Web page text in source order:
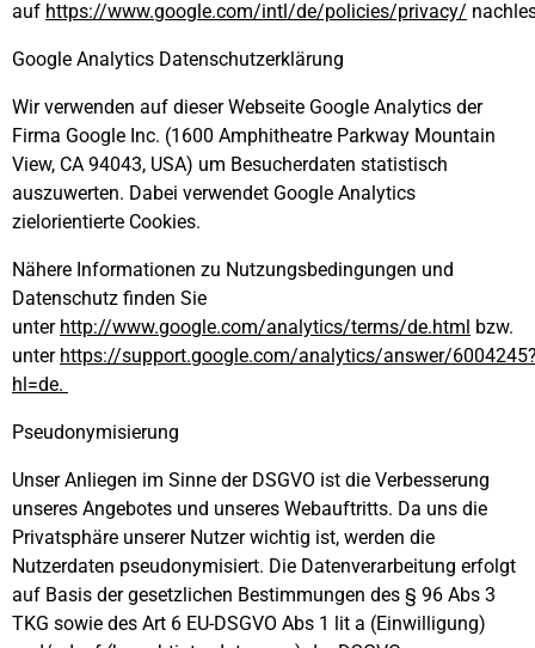
auf https://www.google.com/intl/de/policies/privacy/
Google Analytics Datenschutzerklärung
Wir verwenden auf dieser Webseite Google Analytics der
Firma Google Inc. (1600 Amphitheatre Parkway Mountain
View, CA 94043, USA) um Besucherdaten statistisch
auszuwerten. Dabei verwendet Google Analytics
zielorientierte Cookies.
Nähere Informationen zu Nutzungsbedingungen und
Datenschutz finden Sie
unter http://www.google.com/analytics/terms/de.html bzw.
unter https://support.google.com/analytics/answer/
hl=de.
Pseudonymisierung
Unser Anliegen im Sinne der DSGVO ist die Verbesserung
unseres Angebotes und unseres Webauftritts. Da uns die
Privatsphäre unserer Nutzer wichtig ist, werden die
Nutzerdaten pseudonymisiert. Die Datenverarbeitung erfolgt
auf Basis der gesetzlichen Bestimmungen des § 96 Abs 3
TKG sowie des Art 6 EU-DSGVO Abs 1 lit a (Einwilligung)